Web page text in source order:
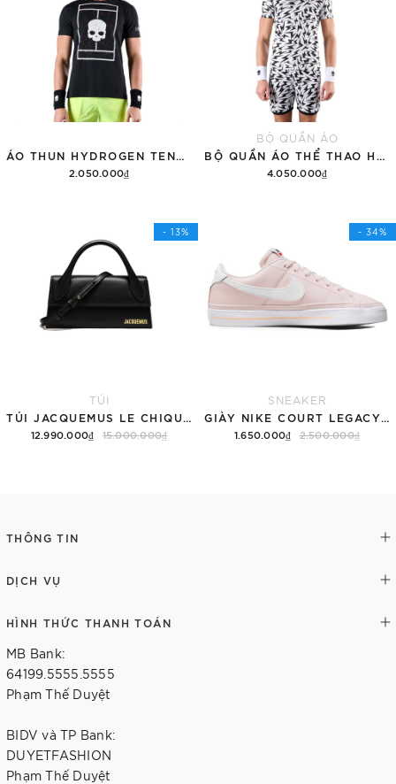
2.050.000₫
BỘ QUẦN ÁO
4.050.000₫
- 13%
TÚI
12.990.000₫ 15.000.000₫
- 34%
SNEAKER
1.650.000₫ 2.500.000₫
THÔNG TIN
DỊCH VỤ
HÌNH THỨC THANH TOÁN
MB Bank:
64199.5555.5555
Phạm Thế Duyệt
BIDV và TP Bank:
DUYETFASHION
Phạm Thế Duyệt